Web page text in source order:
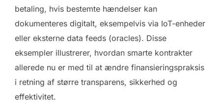
betaling, hvis bestemte hændelser kan
dokumenteres digitalt, eksempelvis via IoT-enheder
eller eksterne data feeds (oracles). Disse
eksempler illustrerer, hvordan smarte kontrakter
allerede nu er med til at ændre finansieringspraksis
i retning af større transparens, sikkerhed og
effektivitet.